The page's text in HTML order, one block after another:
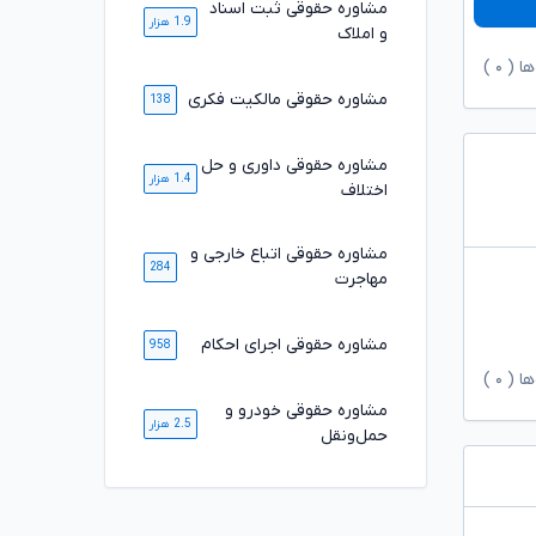
( ۰
( ۰
مشاوره حقوقی ثبت اسناد
و املاک
1.9 هزار
مشاوره حقوقی مالکیت فکری 138
مشاوره حقوقی داوری و حل
اختلاف
1.4 هزار
مشاوره حقوقی اتباع خارجی و
مهاجرت
284
مشاوره حقوقی اجرای احکام 958
مشاوره حقوقی خودرو و
حمل‌ونقل
2.5 هزار